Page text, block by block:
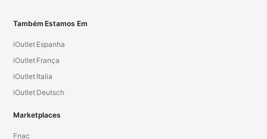
Também Estamos Em
iOutlet Espanha
iOutlet França
iOutlet Italia
iOutlet Deutsch
Marketplaces
Fnac